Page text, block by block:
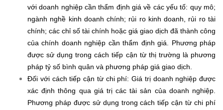
với doanh nghiệp cần thẩm định giá về các yếu tố: quy mô;
ngành nghề kinh doanh chính; rủi ro kinh doanh, rủi ro tài
chính; các chỉ số tài chính hoặc giá giao dịch đã thành công
của chính doanh nghiệp cần thẩm định giá. Phương pháp
được sử dụng trong cách tiếp cận từ thị trường là phương
pháp tỷ số bình quân và phương pháp giá giao dịch.
Đối với cách tiếp cận từ chi phí: Giá trị doanh nghiệp được
xác định thông qua giá trị các tài sản của doanh nghiệp.
Phương pháp được sử dụng trong cách tiếp cận từ chi phí